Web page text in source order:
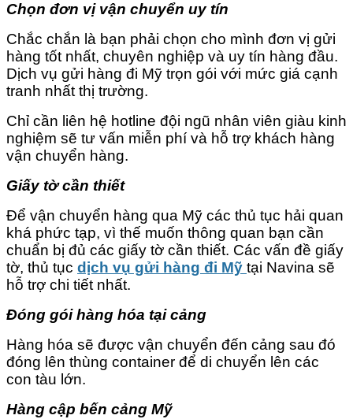
Chọn đơn vị vận chuyển uy tín
Chắc chắn là bạn phải chọn cho mình đơn vị gửi
hàng tốt nhất, chuyên nghiệp và uy tín hàng đầu.
Dịch vụ gửi hàng đi Mỹ trọn gói với mức giá cạnh
tranh nhất thị trường.
Chỉ cần liên hệ hotline đội ngũ nhân viên giàu kinh
nghiệm sẽ tư vấn miễn phí và hỗ trợ khách hàng
vận chuyển hàng.
Giấy tờ cần thiết
Để vận chuyển hàng qua Mỹ các thủ tục hải quan
khá phức tạp, vì thế muốn thông quan bạn cần
chuẩn bị đủ các giấy tờ cần thiết. Các vấn đề giấy
tờ, thủ tục dịch vụ gửi hàng đi Mỹ tại Navina sẽ
hỗ trợ chi tiết nhất.
Đóng gói hàng hóa tại cảng
Hàng hóa sẽ được vận chuyển đến cảng sau đó
đóng lên thùng container để di chuyển lên các
con tàu lớn.
Hàng cập bến cảng Mỹ